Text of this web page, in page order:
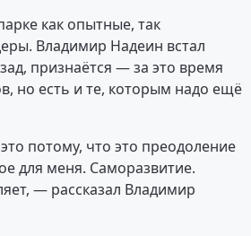
как опытные, так
Владимир Надеин встал
признаётся — за это время
но есть и те, которым надо ещё
потому, что это преодоление
для меня. Саморазвитие.
— рассказал Владимир